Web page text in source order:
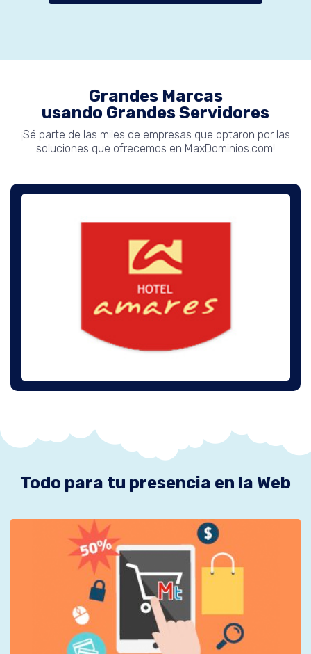
Grandes Marcas
usando Grandes Servidores
¡Sé parte de las miles de empresas que optaron por las
soluciones que ofrecemos en MaxDominios.com!
Todo para tu presencia en la Web